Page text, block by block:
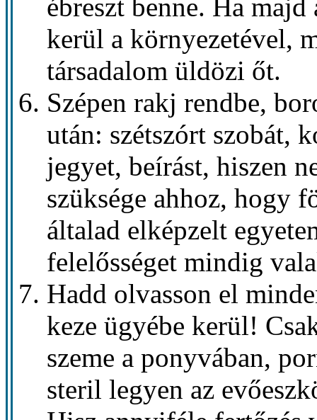
ébreszt benne. Ha
kerül a környezetével,
társadalom üldözi őt.
Szépen rakj rendbe,
után: szétszórt szobát,
jegyet, beírást, hiszen
szüksége ahhoz, hogy
általad elképzelt
felelősséget mindig
Hadd olvasson el
keze ügyébe kerül!
szeme a ponyvában,
steril legyen az